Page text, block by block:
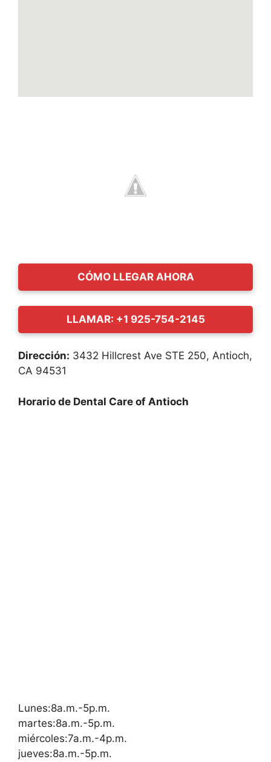
CÓMO LLEGAR AHORA
LLAMAR: +1 925-754-2145
Dirección: 3432 Hillcrest Ave STE 250, Antioch,
CA 94531
Horario de Dental Care of Antioch
Lunes:8a.m.-5p.m.
martes:8a.m.-5p.m.
miércoles:7a.m.-4p.m.
jueves:8a.m.-5p.m.